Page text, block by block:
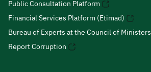
Public Consultation Platform
Financial Services Platform (Etimad)
Bureau of Experts at the Council of Ministers
Report Corruption